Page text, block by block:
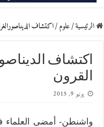
الرئيسية/علوم/اكتشاف
اكتشاف
القرون
يونيو 9, 2015
واشنطن- أمضى العلماء